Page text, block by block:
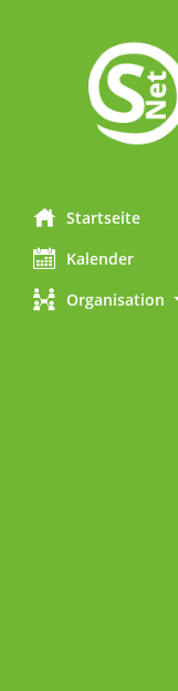
Startseite
Kalender
Organisation